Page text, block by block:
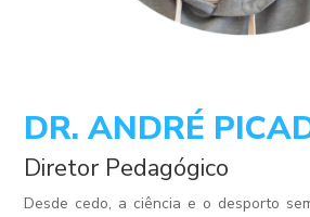
DR. ANDRÉ
Diretor Pedagógico
Desde cedo, a ciência e o desporto